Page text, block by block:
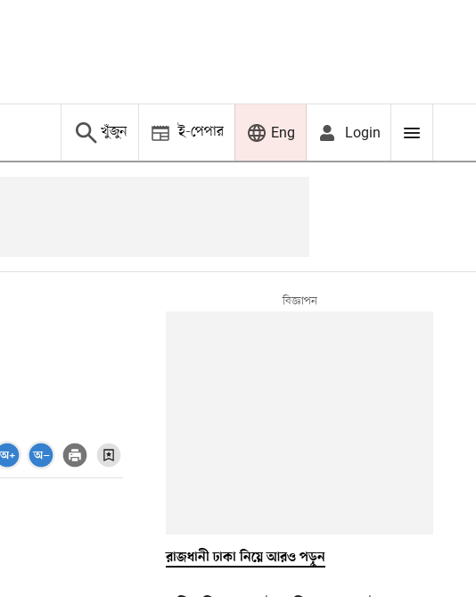
খুঁজুন ই-পেপার Eng Login
রাজধানী ঢাকা নিয়ে আরও পড়ুন